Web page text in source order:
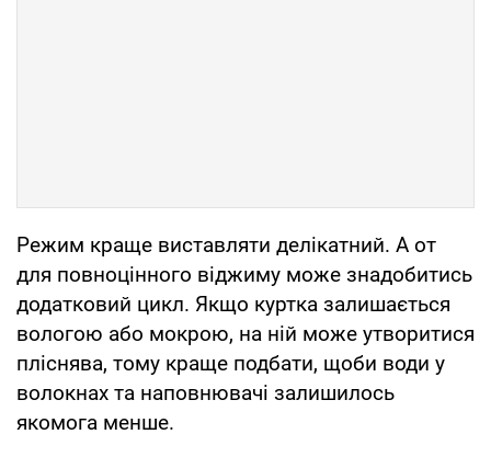
Режим краще виставляти делікатний. А от
для повноцінного віджиму може знадобитись
додатковий цикл. Якщо куртка залишається
вологою або мокрою, на ній може утворитися
пліснява, тому краще подбати, щоби води у
волокнах та наповнювачі залишилось
якомога менше.